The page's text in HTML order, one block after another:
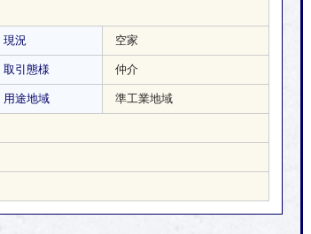
現況 空家
取引態様 仲介
用途地域 準工業地域